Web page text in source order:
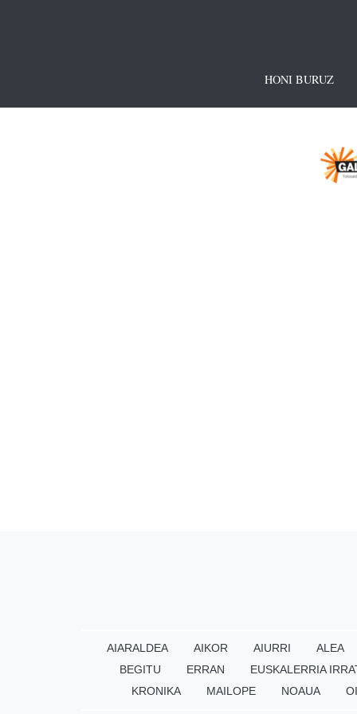
HONI BURUZ
AIARALDEA AIKOR AIURRI
ALEA
BEGITU
ERRAN
EUSKALERRIA
KRONIKA
MAILOPE NOAUA